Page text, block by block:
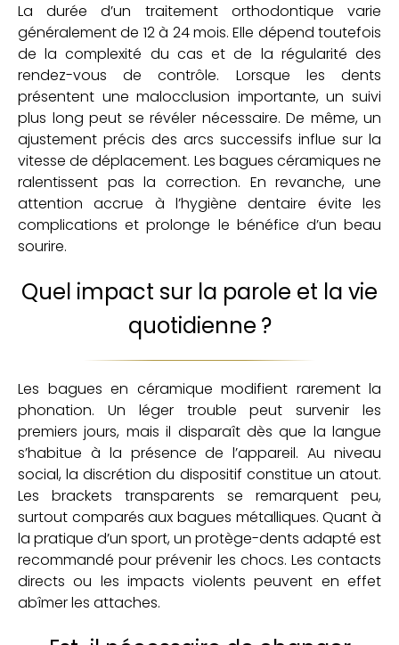
La durée d’un traitement orthodontique varie
généralement de 12 à 24 mois. Elle dépend toutefois
de la complexité du cas et de la régularité des
rendez-vous de contrôle. Lorsque les dents
présentent une malocclusion importante, un suivi
plus long peut se révéler nécessaire. De même, un
ajustement précis des arcs successifs influe sur la
vitesse de déplacement. Les bagues céramiques ne
ralentissent pas la correction. En revanche, une
attention accrue à l’hygiène dentaire évite les
complications et prolonge le bénéfice d’un beau
sourire.
Quel impact sur la parole et la vie
quotidienne ?
Les bagues en céramique modifient rarement la
phonation. Un léger trouble peut survenir les
premiers jours, mais il disparaît dès que la langue
s’habitue à la présence de l’appareil. Au niveau
social, la discrétion du dispositif constitue un atout.
Les brackets transparents se remarquent peu,
surtout comparés aux bagues métalliques. Quant à
la pratique d’un sport, un protège-dents adapté est
recommandé pour prévenir les chocs. Les contacts
directs ou les impacts violents peuvent en effet
abîmer les attaches.